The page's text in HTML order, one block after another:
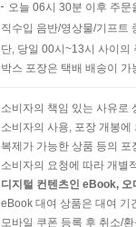
오늘 06시 30분 이후 주
직수입 음반/영상물/기프트
단, 당일 00시~13시 사이의
박스 포장은 택배 배송이
소비자의 책임 있는 사유로
소비자의 사용, 포장 개봉
복제가 가능한 상품 등의
소비자의 요청에 따라 개별
디지털 컨텐츠인 eBook,
eBook 대여 상품은 대여 기
모바일 쿠폰 등록 후 취소/